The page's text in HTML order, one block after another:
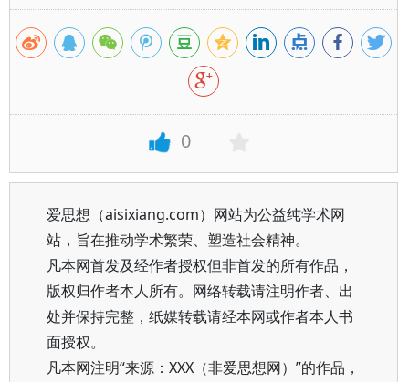
0
爱思想（aisixiang.com）网站为公益纯学术网
站，旨在推动学术繁荣、塑造社会精神。
凡本网首发及经作者授权但非首发的所有作品，
版权归作者本人所有。网络转载请注明作者、出
处并保持完整，纸媒转载请经本网或作者本人书
面授权。
凡本网注明“来源：XXX（非爱思想网）”的作品，